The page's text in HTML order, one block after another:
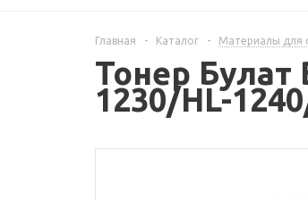
Главная - Каталог - Материалы для
Тонер Булат
1230/HL-